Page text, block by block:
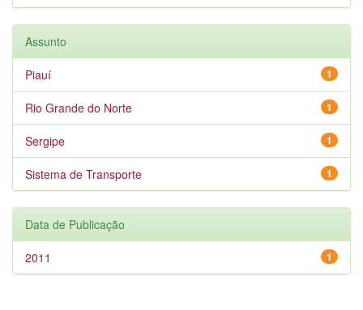
Assunto
1
Piauí
1
Rio Grande do Norte
1
Sergipe
1
Sistema de Transporte
Data de Publicação
1
2011